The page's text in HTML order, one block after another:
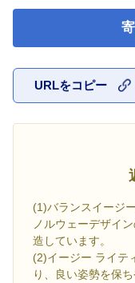
URLをコピー
(1)バランスイージ
ノルウェーデザイ
造しています。
(2)イージー ライテ
り、良い姿勢を保